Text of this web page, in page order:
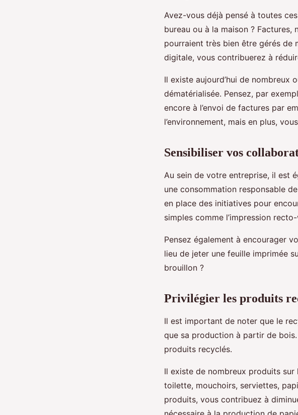
Avez-vous déjà pensé à toutes
bureau ou à la maison ?
pourraient très bien être gérés de
digitale, vous contribuerez à
Il existe aujourd’hui de nombreux
dématérialisée. Pensez, par
encore à l’envoi de factures par
l’environnement, mais en plus,
Sensibiliser vos
Au sein de votre entreprise, il est
une consommation responsable
en place des initiatives pour
simples comme l’impression
Pensez également à encourager
lieu de jeter une feuille imprimée
brouillon ?
Privilégier les produits
Il est important de noter que le
que sa production à partir de
produits recyclés.
Il existe de nombreux produits
toilette, mouchoirs, serviettes,
produits, vous contribuez à